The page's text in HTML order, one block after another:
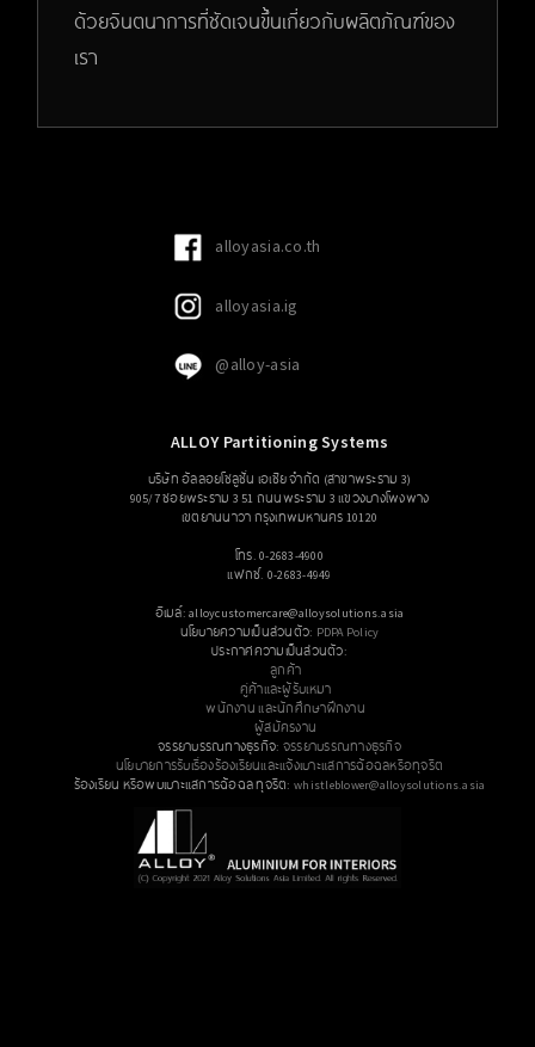
ด้วยจินตนาการที่ชัดเจนขึ้นเกี่ยวกับผลิตภัณฑ์ของ
เรา
alloyasia.co.th
alloyasia.ig
@alloy-asia
ALLOY Partitioning Systems
บริษัท อัลลอยโซลูชั่น เอเซีย จำกัด (สาขาพระราม 3)
905/7 ซอยพระราม 3 51 ถนนพระราม 3 แขวงบางโพงพาง
เขตยานนาวา กรุงเทพมหานคร 10120
โทร. 0-2683-4900
แฟกซ์. 0-2683-4949
อีเมล์: alloycustomercare@alloysolutions.asia
นโยบายความเป็นส่วนตัว: PDPA Policy
ประกาศความเป็นส่วนตัว:
ลูกค้า
คู่ค้าและผู้รับเหมา
พนักงาน และนักศึกษาฝึกงาน
ผู้สมัครงาน
จรรยาบรรณทางธุรกิจ: จรรยาบรรณทางธุรกิจ
นโยบายการรับเรื่องร้องเรียนและแจ้งเบาะแสการฉ้อฉลหรือทุจริต
ร้องเรียน หรือพบเบาะแสการฉ้อฉล ทุจริต: whistleblower@alloysolutions.asia